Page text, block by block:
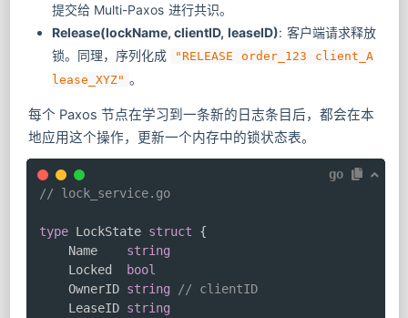
提交给 Multi-Paxos 进行共识。
Release(lockName, clientID, leaseID): 客户端请求释放
锁。同理，序列化成
"RELEASE order_123 client_A
lease_XYZ" 。
每个 Paxos 节点在学习到一条新的日志条目后，都会在本
地应用这个操作，更新一个内存中的锁状态表。
go
// lock_service.go
type LockState struct
{
	Name
string
	Locked
bool
	OwnerID
string
// clientID
	LeaseID
string